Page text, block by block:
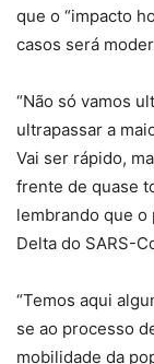
que o “impacto
casos será
“Não só vamos
ultrapassar a
Vai ser rápido,
frente de quase
lembrando que o
Delta do SARS-
“Temos aqui
se ao processo
mobilidade da